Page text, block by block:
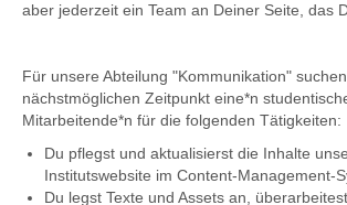
aber jederzeit ein Team an Deiner Seite, das
Für unsere Abteilung "Kommunikation"
nächstmöglichen Zeitpunkt eine*n
Mitarbeitende*n für die folgenden Tätigkeiten:
Du pflegst und aktualisierst die Inhalte
Institutswebsite im Content-Management-
Du legst Texte und Assets an,